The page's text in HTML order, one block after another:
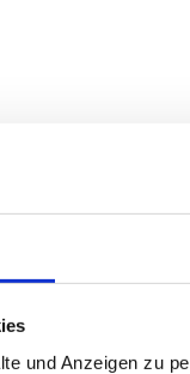
und Anzeigen zu